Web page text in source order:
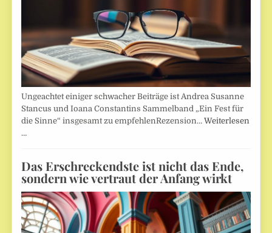
Ungeachtet einiger schwacher Beiträge ist Andrea Susanne
Stancus und Ioana Constantins Sammelband „Ein Fest für
die Sinne“ insgesamt zu empfehlenRezension…Weiterlesen
…
Das Erschreckendste ist nicht das Ende,
sondern wie vertraut der Anfang wirkt